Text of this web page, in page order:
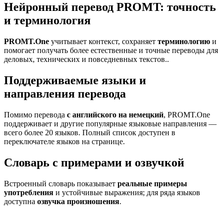
Нейронный перевод PROMT: точность
и терминология
PROMT.One учитывает контекст, сохраняет терминологию и
помогает получать более естественные и точные переводы для
деловых, технических и повседневных текстов..
Поддерживаемые языки и
направления перевода
Помимо перевода с английского на немецкий, PROMT.One
поддерживает и другие популярные языковые направления —
всего более 20 языков. Полный список доступен в
переключателе языков на странице.
Словарь с примерами и озвучкой
Встроенный словарь показывает реальные примеры
употребления и устойчивые выражения; для ряда языков
доступна озвучка произношения.